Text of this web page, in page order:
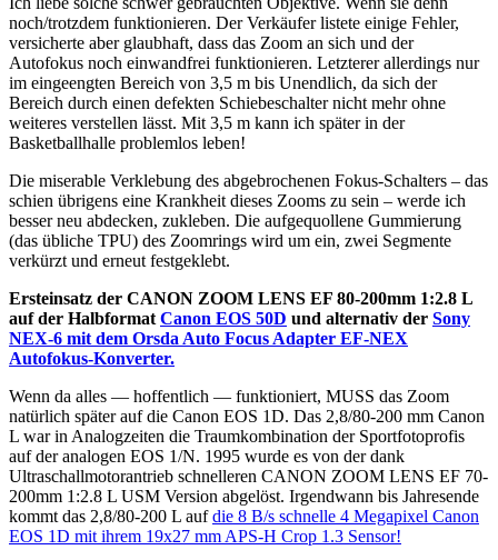
noch/trotzdem funktionieren. Der Verkäufer listete einige Fehler,
versicherte aber glaubhaft, dass das Zoom an sich und der
Autofokus noch einwandfrei funktionieren. Letzterer allerdings nur
im eingeengten Bereich von 3,5 m bis Unendlich, da sich der
Bereich durch einen defekten Schiebeschalter nicht mehr ohne
weiteres verstellen lässt. Mit 3,5 m kann ich später in der
Basketballhalle problemlos leben!
Die miserable Verklebung des abgebrochenen Fokus-Schalters – das
schien übrigens eine Krankheit dieses Zooms zu sein – werde ich
besser neu abdecken, zukleben. Die aufgequollene Gummierung
(das übliche TPU) des Zoomrings wird um ein, zwei Segmente
verkürzt und erneut festgeklebt.
Ersteinsatz der CANON ZOOM LENS EF 80-200mm 1:2.8 L
auf der Halbformat Canon EOS 50D und alternativ der Sony
NEX-6 mit dem Orsda Auto Focus Adapter EF-NEX
Autofokus-Konverter.
Wenn da alles — hoffentlich — funktioniert, MUSS das Zoom
natürlich später auf die Canon EOS 1D. Das 2,8/80-200 mm Canon
L war in Analogzeiten die Traumkombination der Sportfotoprofis
auf der analogen EOS 1/N. 1995 wurde es von der dank
Ultraschallmotorantrieb schnelleren CANON ZOOM LENS EF 70-
200mm 1:2.8 L USM Version abgelöst. Irgendwann bis Jahresende
kommt das 2,8/80-200 L aufdie 8 B/s schnelle 4 Megapixel Canon
EOS 1D mit ihrem 19x27 mm APS-H Crop 1.3 Sensor!